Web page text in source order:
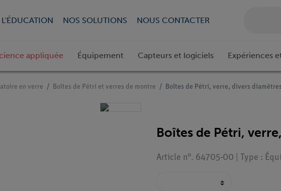
NOS SOLUTIONS NOUS CONTACTER
appliquée Équipement Capteurs et logiciels Expériences
en verre Boîtes de Pétri et verres de montre Boîtes de Pétri, verre, divers diamètres
Boîtes de Pétri,
Article n°. 64705-00 | Type :